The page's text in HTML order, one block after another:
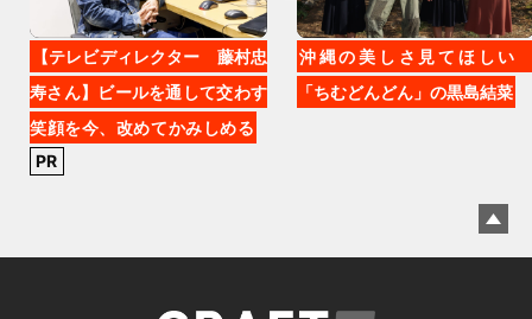
【テレビディレクター 藤村忠
寿さん】ビールを通して交わす
笑顔を今、改めてかみしめる
PR
沖縄の美しさ見てほし
「ちむどんどん」の黒島結菜